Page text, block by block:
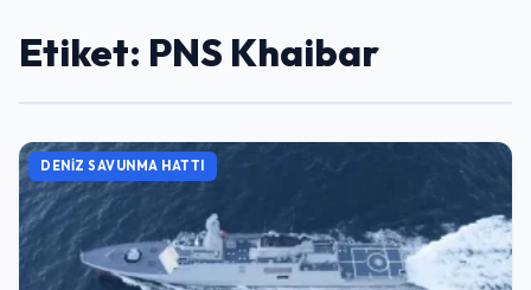
Etiket: PNS Khaibar
DENIZ SAVUNMA HATTI